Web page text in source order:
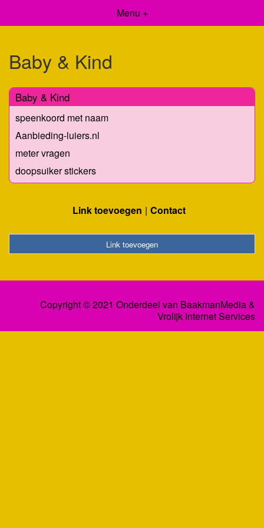
Menu +
Baby & Kind
Baby & Kind
speenkoord met naam
Aanbieding-luiers.nl
meter vragen
doopsuiker stickers
Link toevoegen Contact
Link toevoegen
Copyright © 2021 Onderdeel van BaakmanMedia&
Vrolijk Internet Services